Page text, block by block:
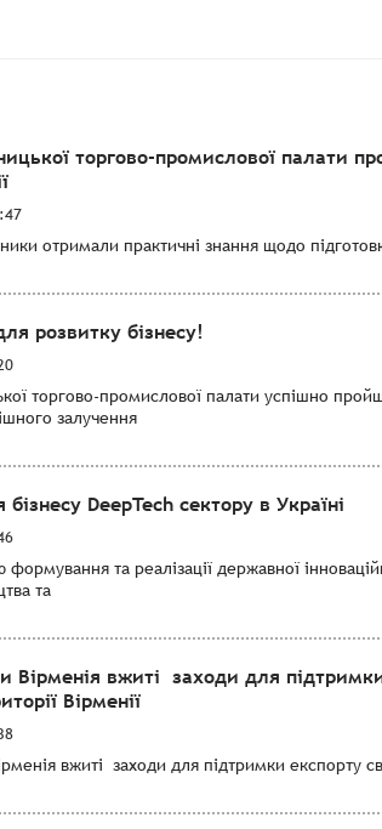
торгово-промислової палати
отримали практичні знання щодо
розвитку бізнесу!
торгово-промислової палати успішно
залучення
DeepTech сектору в Україні
та реалізації державної
та
Вірменія вжиті заходи для
Вірменії
вжиті заходи для підтримки експорту